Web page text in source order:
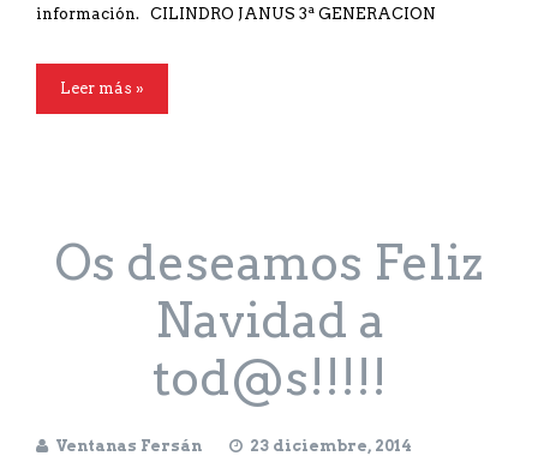
información. CILINDRO JANUS 3ª GENERACION
Leer más »
Os deseamos Feliz
Navidad a
tod@s!!!!!
Ventanas Fersán 23 diciembre, 2014